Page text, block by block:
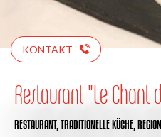
KONTAKT
Restaurant "Le
RESTAURANT, TRADITIONELLE KÜCHE,